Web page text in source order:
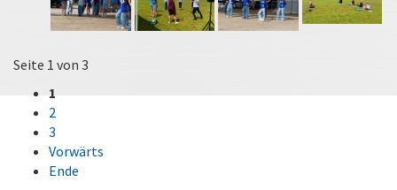
Seite 1 von 3
1
2
3
Vorwärts
Ende